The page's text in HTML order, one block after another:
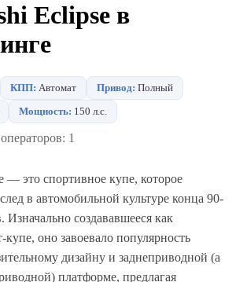
Eclipse в
КПП: Автомат Привод: Полный
Мощность: 150 л.с.
1
— это спортивное купе, которое
в автомобильной культуре конца 90-
Изначально создававшееся как
купе, оно завоевало популярность
дизайну и заднеприводной (а
платформе, предлагая